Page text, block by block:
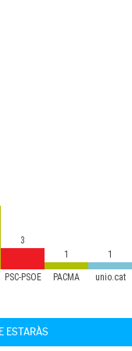
PSC-PSOE PACMA unio.cat
3
1
1
ESTARÀS